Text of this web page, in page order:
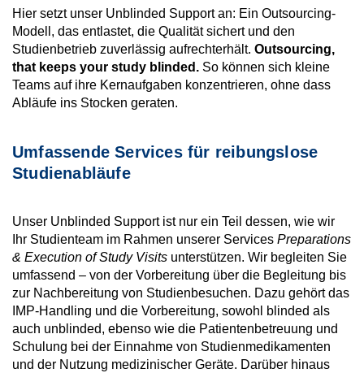
Hier setzt unser Unblinded Supportan: Ein Outsourcing-
Modell, das entlastet, die Qualität sichert und den
Studienbetrieb zuverlässig aufrechterhält. Outsourcing,
that keeps your study blinded. So können sich kleine
Teams auf ihre Kernaufgaben konzentrieren, ohne dass
Abläufe ins Stocken geraten.
Umfassende Services für reibungslose
Studienabläufe
Unser Unblinded Support ist nur ein Teil dessen, wie wir
Ihr Studienteam im Rahmen unserer Services Preparations
& Execution of Study Visits unterstützen. Wir begleiten Sie
umfassend – von der Vorbereitung über die Begleitung bis
zur Nachbereitung von Studienbesuchen. Dazu gehört das
IMP-Handling und die Vorbereitung, sowohl blinded als
auch unblinded, ebenso wie die Patientenbetreuung und
Schulung bei der Einnahme von Studienmedikamenten
und der Nutzung medizinischer Geräte. Darüber hinaus